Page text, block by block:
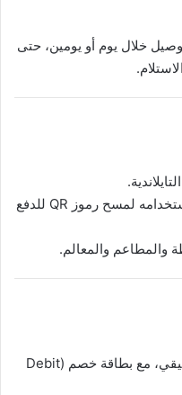
خلال يوم أو يومين، حتى
يمكن تعبئته ببطاقتك الدولية واستخدامه لمسح رموز QR للدفع
والمعالم.
يقدم سعر صرف قريب من الحقيقي، مع بطاقة خصم (Debit